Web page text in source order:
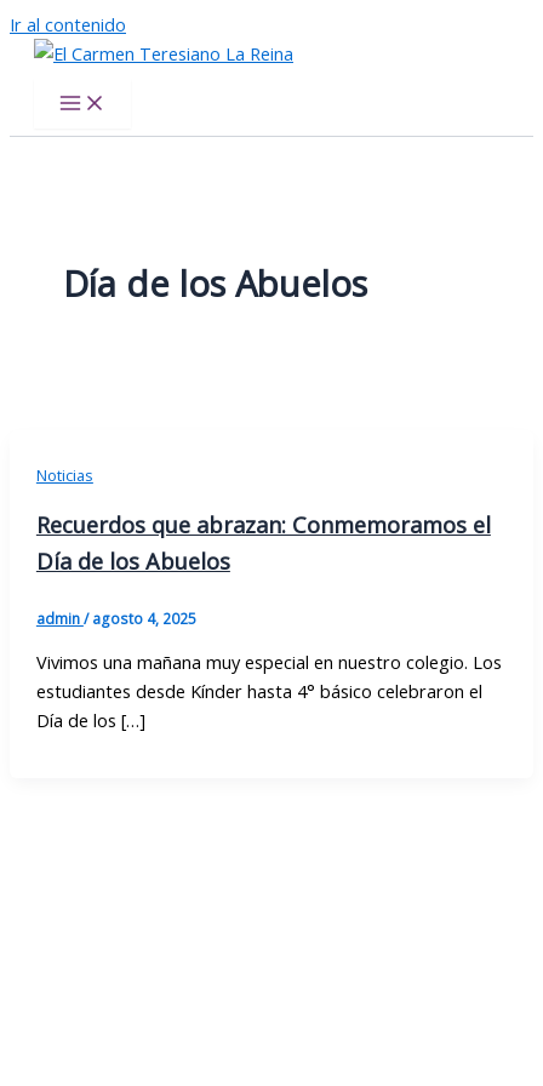
Ir al contenido
Día de los Abuelos
Noticias
Recuerdos que abrazan: Conmemoramos el
Día de los Abuelos
admin/agosto 4, 2025
Vivimos una mañana muy especial en nuestro colegio. Los
estudiantes desde Kínder hasta 4° básico celebraron el
Día de los […]